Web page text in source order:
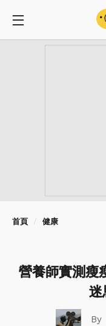
首頁 健康
營養師實測瘦
迷